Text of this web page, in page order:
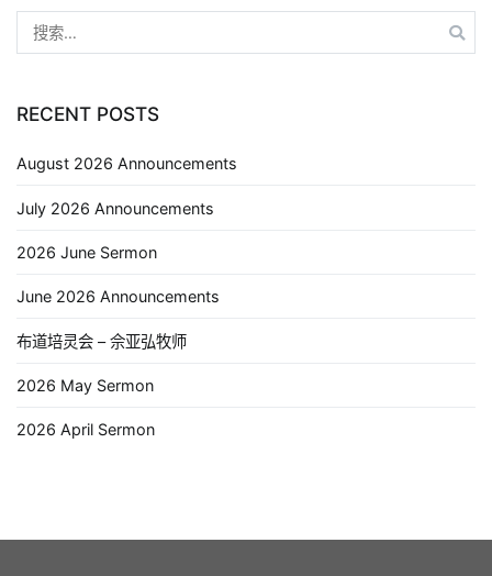
RECENT POSTS
August 2026 Announcements
July 2026 Announcements
2026 June Sermon
June 2026 Announcements
布道培灵会 – 佘亚弘牧师
2026 May Sermon
2026 April Sermon